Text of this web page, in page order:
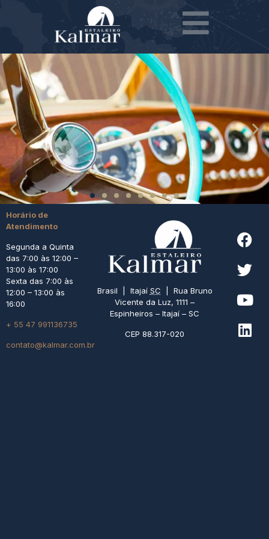
Horário de
Atendimento
Segunda a Quinta
das 7:00 às 12:00 –
13:00 às 17:00
Sexta das 7:00 às
12:00 – 13:00 às
16:00
+ 55 47 991136735
contato@kalmar.com.br
Brasil | Itajaí SC | Rua Bruno
Vicente da Luz, 1111 –
Espinheiros – Itajaí – SC
CEP 88.317-020